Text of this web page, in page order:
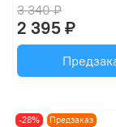
3 340 ₽
2 395 ₽
-28% Предзаказ